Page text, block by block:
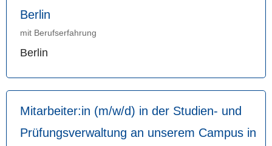
Berlin
mit Berufserfahrung
Berlin
Mitarbeiter:in (m/w/d) in der Studien- und
Prüfungsverwaltung an unserem Campus in